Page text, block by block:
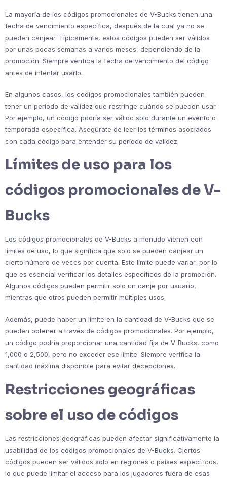
La mayoría de los códigos promocionales de V-Bucks tienen una
fecha de vencimiento específica, después de la cual ya no se
pueden canjear. Típicamente, estos códigos pueden ser válidos
por unas pocas semanas a varios meses, dependiendo de la
promoción. Siempre verifica la fecha de vencimiento del código
antes de intentar usarlo.
En algunos casos, los códigos promocionales también pueden
tener un período de validez que restringe cuándo se pueden usar.
Por ejemplo, un código podría ser válido solo durante un evento o
temporada específica. Asegúrate de leer los términos asociados
con cada código para entender su período de validez.
Límites de uso para los
códigos promocionales de V-
Bucks
Los códigos promocionales de V-Bucks a menudo vienen con
límites de uso, lo que significa que solo se pueden canjear un
cierto número de veces por cuenta. Este límite puede variar, por lo
que es esencial verificar los detalles específicos de la promoción.
Algunos códigos pueden permitir solo un canje por usuario,
mientras que otros pueden permitir múltiples usos.
Además, puede haber un límite en la cantidad de V-Bucks que se
pueden obtener a través de códigos promocionales. Por ejemplo,
un código podría proporcionar una cantidad fija de V-Bucks, como
1,000 o 2,500, pero no exceder ese límite. Siempre verifica la
cantidad máxima disponible para evitar decepciones.
Restricciones geográficas
sobre el uso de códigos
Las restricciones geográficas pueden afectar significativamente la
usabilidad de los códigos promocionales de V-Bucks. Ciertos
códigos pueden ser válidos solo en regiones o países específicos,
lo que puede limitar el acceso para los jugadores fuera de esas